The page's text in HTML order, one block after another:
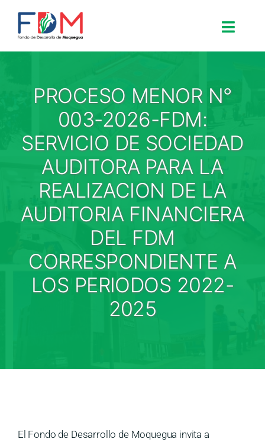
Search for:
Inicio
Nosotros
Proyectos
Procesos
Medios
PROCESO MENOR N°
003-2026-FDM:
SERVICIO DE SOCIEDAD
AUDITORA PARA LA
REALIZACION DE LA
AUDITORIA FINANCIERA
DEL FDM
CORRESPONDIENTE A
LOS PERIODOS 2022-
2025
El Fondo de Desarrollo de Moquegua invita a